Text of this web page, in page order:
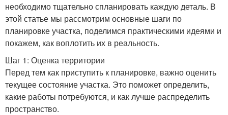
необходимо тщательно спланировать каждую деталь. В
этой статье мы рассмотрим основные шаги по
планировке участка, поделимся практическими идеями и
покажем, как воплотить их в реальность.
Шаг 1: Оценка территории
Перед тем как приступить к планировке, важно оценить
текущее состояние участка. Это поможет определить,
какие работы потребуются, и как лучше распределить
пространство.